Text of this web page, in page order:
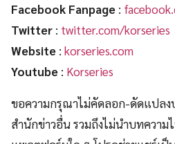
Facebook Fanpage :
Twitter : twitter.com/korseries
Website : korseries.com
Youtube : Korseries
ขอความกรุณาไม่คัดลอก-ดัดแปลง
สำนักข่าวอื่น รวมถึงไม่นำบทความ